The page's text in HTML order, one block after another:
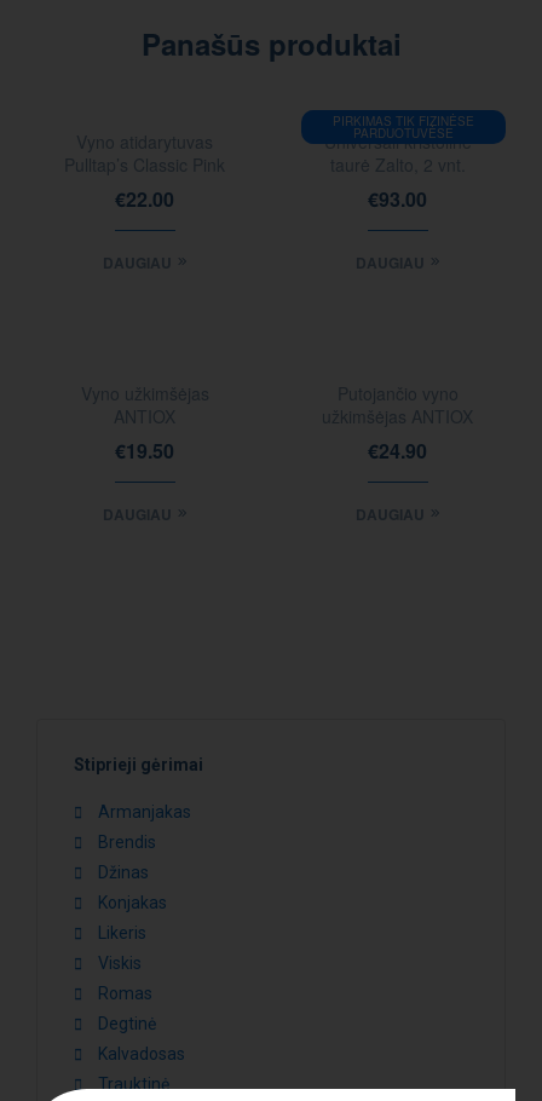
Panašūs produktai
PARDUOTUVĖSE
Vyno atidarytuvas
Pulltap’s Classic Pink
€22.00
DAUGIAU
PIRKIMAS TIK FIZINĖSE
PARDUOTUVĖSE
Universali krištolinė
taurė Zalto, 2 vnt.
€93.00
DAUGIAU
Vyno užkimšėjas
ANTIOX
€19.50
DAUGIAU
Putojančio vyno
užkimšėjas ANTIOX
€24.90
DAUGIAU
Stiprieji gėrimai
Armanjakas
Brendis
Džinas
Konjakas
Likeris
Viskis
Romas
Degtinė
Kalvadosas
Trauktinė